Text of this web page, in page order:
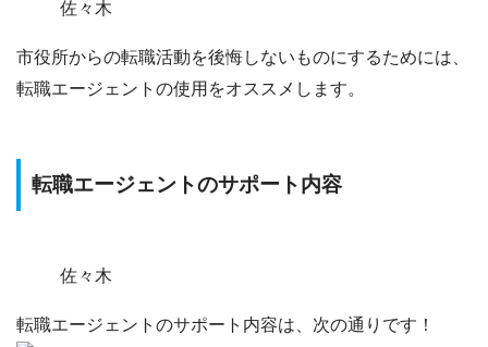
佐々木
市役所からの転職活動を後悔しないものにするためには、
転職エージェントの使用をオススメします。
転職エージェントのサポート内容
佐々木
転職エージェントのサポート内容は、次の通りです！